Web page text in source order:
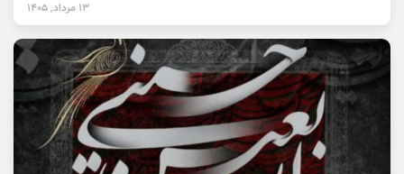
13 مرداد, 1405